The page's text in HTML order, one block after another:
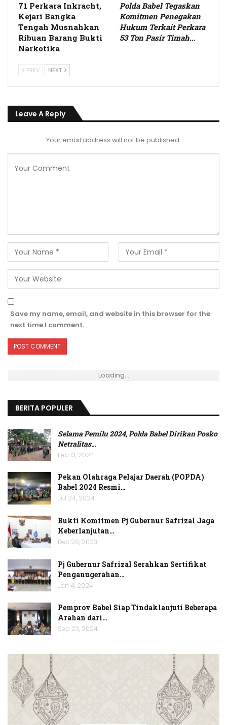
71 Perkara Inkracht,
Kejari Bangka
Tengah Musnahkan
Ribuan Barang Bukti
Narkotika
Polda Babel Tegaskan
Komitmen Penegakan
Hukum Terkait Perkara
53 Ton Pasir Timah…
PREV NEXT
Leave A Reply
Your email address will not be published.
Save my name, email, and website in this browser for the
next time I comment.
Loading...
BERITA POPULER
Selama Pemilu 2024, Polda Babel Dirikan Posko
Netralitas…
Feb 13, 2024
Pekan Olahraga Pelajar Daerah (POPDA)
Babel 2024 Resmi…
Jul 24, 2024
Bukti Komitmen Pj Gubernur Safrizal Jaga
Keberlanjutan…
Dec 28, 2023
Pj Gubernur Safrizal Serahkan Sertifikat
Penganugerahan…
Jan 4, 2024
Pemprov Babel Siap Tindaklanjuti Beberapa
Arahan dari…
Sep 23, 2024